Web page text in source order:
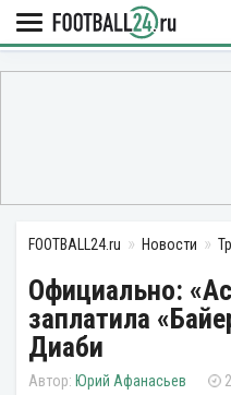
FOOTBALL24.ru Новости
Официально:
заплатила
Диаби
Юрий Афанасьев